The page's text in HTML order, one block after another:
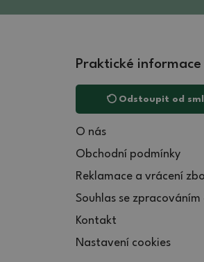
Praktické informace
Odstoupit od
O nás
Obchodní podmínky
Reklamace a vrácení
Souhlas se
Kontakt
Nastavení cookies